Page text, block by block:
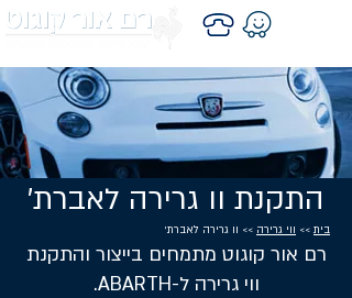
התקנת וו גרירה לאברת'
בית >> ווי גרירה >> וו גרירה לאברת'
רם אור קוגוט מתמחים בייצור והתקנת
ווי גרירה ל-ABARTH.